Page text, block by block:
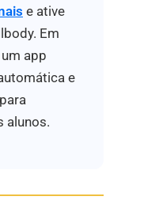
e ative
Em
app
e
alunos.